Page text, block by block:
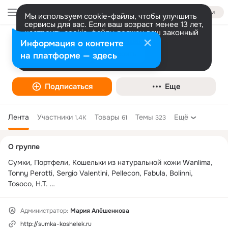
Войти
Мы используем cookie-файлы, чтобы улучшить
сервисы для вас. Если ваш возраст менее 13 лет,
настроить cookie-файлы должен ваш законный
представитель. Больше информации
Разрешить все Настроить
Сумка-Кошелек.ру
Подписаться Еще
Лента Участники 1.4K Товары 61 Темы 323 Ещё
колонка
О группе
Сумки, Портфели, Кошельки из натуральной кожи Wanlima,
Tonny Perotti, Sergio Valentini, Pellecon, Fabula, Bolinni,
Tosoco, H.T.
аксессуары не только известных брендов, но и тех, которые
почти не представлены на российском рынке. Основные
Администратор: Мария Алёшенкова
http://sumka-koshelek.ru
Информация о контенте
на платформе — здесь